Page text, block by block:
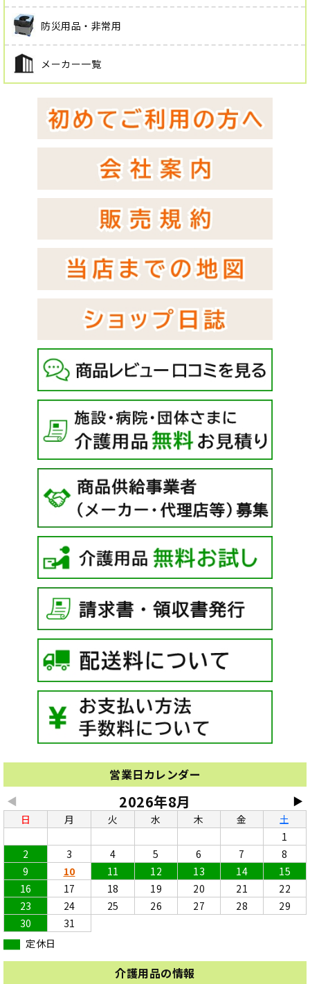
防災用品・非常用
メーカー一覧
営業日カレンダー
◀ ▶
2026年8月
日 月 火 水 木 金
土
1
2
3 4 5 6 7
8
9
10 11 12 13 14
15
16
17 18 19 20 21
22
23
24 25 26 27 28
29
30
31
定休日
介護用品の情報